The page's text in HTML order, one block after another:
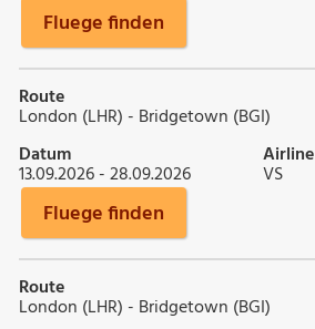
Fluege finden
Route
London (LHR) - Bridgetown (BGI)
Datum
13.09.2026 - 28.09.2026
Airline
VS
Fluege finden
Route
London (LHR) - Bridgetown (BGI)